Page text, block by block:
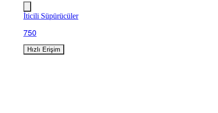
İticili Süpürücüler
750
Hızlı Erişim